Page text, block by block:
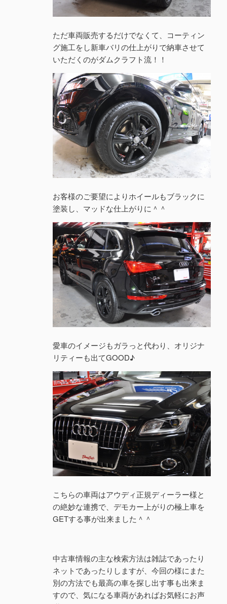
ただ車両販売するだけでなくて、コーティン
グ施工をし新車バリの仕上がりで納車させて
いただくのがダムクラフト流！！
お客様のご要望によりホイールもブラックに
塗装し、マッドな仕上がりに＾＾
愛車のイメージもガラっと代わり、オリジナ
リティーも出てGOOD♪
こちらの車両はアウディ正規ディーラー様と
の絶妙な連携で、デモカー上がりの極上車を
GETする事が出来ました＾＾
中古車情報の主な検索方法は雑誌であったり
ネットであったりしますが、今回の様にまた
別の方法でも最高の車を探し出す事も出来ま
すので、気になる車両があればお気軽にお声